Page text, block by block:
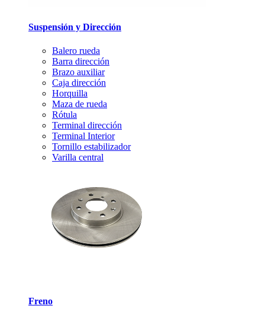
Suspensión y Dirección
Balero rueda
Barra dirección
Brazo auxiliar
Caja dirección
Horquilla
Maza de rueda
Rótula
Terminal dirección
Terminal Interior
Tornillo estabilizador
Varilla central
Freno